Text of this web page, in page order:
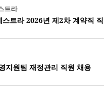
트라
트라 2026년 제2차 계약직
지원팀 재정관리 직원 채용